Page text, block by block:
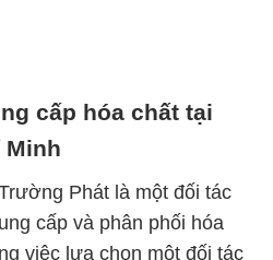
cấp hóa chất tại
Minh
Phát là một đối tác
cấp và phân phối hóa
việc lựa chọn một đối tác